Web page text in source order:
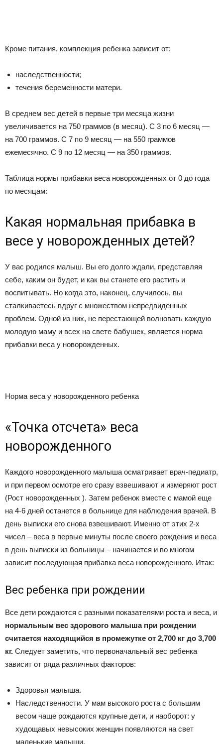
Кроме питания, комплекция ребенка зависит от:
наследственности;
течения беременности матери.
В среднем вес детей в первые три месяца жизни
увеличивается на 750 граммов (в месяц). С 3 по 6 месяц —
на 700 граммов. С 7 по 9 месяц — на 550 граммов
ежемесячно. С 9 по 12 месяц — на 350 граммов.
Таблица нормы прибавки веса новорожденных от 0 до года
по месяцам:
Какая нормальная прибавка в
весе у новорожденных детей?
У вас родился малыш. Вы его долго ждали, представляя
себе, каким он будет, и как вы станете его растить и
воспитывать. Но когда это, наконец, случилось, вы
сталкиваетесь вдруг с множеством непредвиденных
проблем. Одной из них, не перестающей волновать каждую
молодую маму и всех на свете бабушек, является норма
прибавки веса у новорожденных.
Норма веса у новорожденного ребенка
«Точка отсчета» веса
новорожденного
Каждого новорожденного малыша осматривает врач-педиатр,
и при первом осмотре его сразу взвешивают и измеряют рост
(Рост новорожденных ). Затем ребенок вместе с мамой еще
на 4-6 дней останется в больнице для наблюдения врачей. В
день выписки его снова взвешивают. Именно от этих 2-х
чисел – веса в первые минуты после своего рождения и веса
в день выписки из больницы – начинается и во многом
зависит последующая прибавка веса новорожденного. Итак:
Вес ребенка при рождении
Все дети рождаются с разными показателями роста и веса, и
нормальным вес здорового малыша при рождении
считается находящийся в промежутке от 2,700 кг до 3,700
кг. Следует заметить, что первоначальный вес ребенка
зависит от ряда различных факторов:
Здоровья малыша.
Наследственности. У мам высокого роста с большим
весом чаще рождаются крупные дети, и наоборот: у
худощавых невысоких женщин появляются на свет
маленькие малыши.